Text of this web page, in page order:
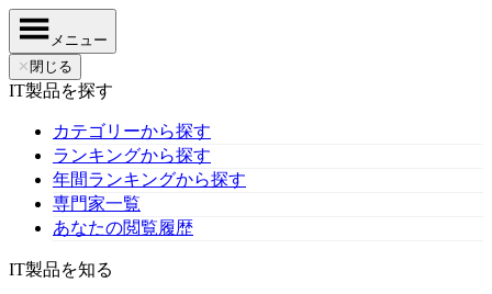
メニュー
✕ 閉じる
IT製品を探す
カテゴリーから探す
ランキングから探す
年間ランキングから探す
専門家一覧
あなたの閲覧履歴
IT製品を知る